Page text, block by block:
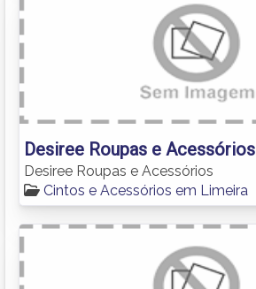
Desiree Roupas e Acessórios
Desiree Roupas e Acessórios
Cintos e Acessórios em Limeira